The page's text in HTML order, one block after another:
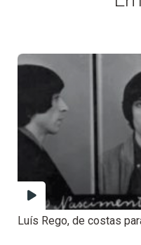
Luís Rego, de costas